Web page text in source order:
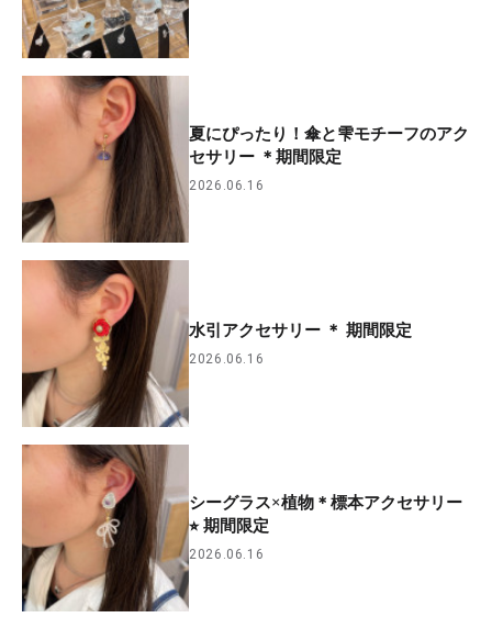
夏にぴったり！傘と雫モチーフのアク
セサリー ＊期間限定
2026.06.16
水引アクセサリー ＊ 期間限定
2026.06.16
シーグラス×植物＊標本アクセサリー
⭐︎ 期間限定
2026.06.16